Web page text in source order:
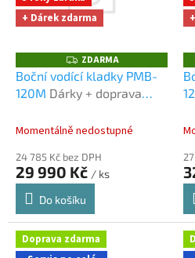
p + Dárek zdarma
Z
D
A
R
M
ZDARMA
Boční vodící kladky PMB-
120M Dárky + doprava
shopu
Momentálně nedostupné
24 785 Kč bez DPH
29 990 Kč / ks
Do košíku
Doprava zdarma